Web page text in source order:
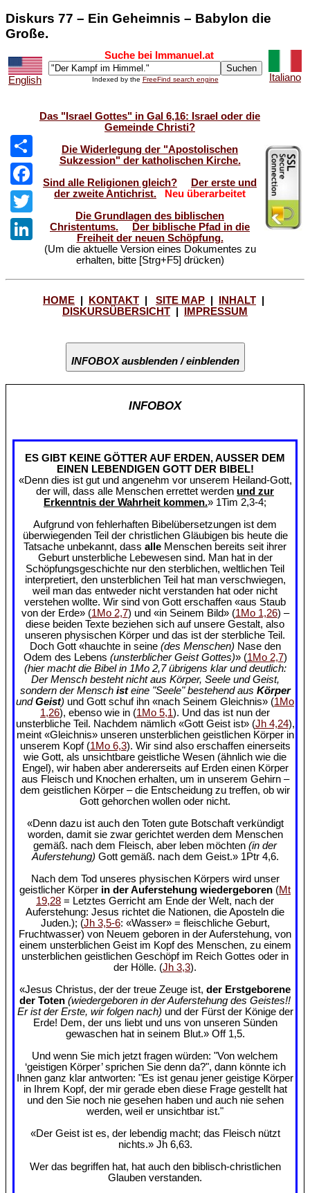
Diskurs 77 – Ein Geheimnis – Babylon die
Große.
English
Suche bei Immanuel.at
Indexed by the FreeFind search engine Italiano
Share
Facebook
Twitter
LinkedIn
Das "Israel Gottes" in Gal 6,16: Israel oder die
Gemeinde Christi?
Die Widerlegung der "Apostolischen
Sukzession" der katholischen Kirche.
Sind alle Religionen gleich?
Der erste und
der zweite Antichrist.
Neu überarbeitet
Die Grundlagen des biblischen
Christentums.
Der biblische Pfad in die
Freiheit der neuen Schöpfung.
(Um die aktuelle Version eines Dokumentes zu
erhalten, bitte [Strg+F5] drücken)
HOME KONTAKT SITE MAP INHALT
DISKURSÜBERSICHT
IMPRESSUM
INFOBOX ausblenden / einblenden
INFOBOX
ES GIBT KEINE GÖTTER AUF ERDEN, AUSSER DEM
EINEN LEBENDIGEN GOTT DER BIBEL!
«Denn dies ist gut und angenehm vor unserem Heiland-Gott,
der will, dass alle Menschen errettet werden und zur
Erkenntnis der Wahrheit kommen.» 1Tim 2,3-4;
Aufgrund von fehlerhaften Bibelübersetzungen ist dem
überwiegenden Teil der christlichen Gläubigen bis heute die
Tatsache unbekannt, dass alle Menschen bereits seit ihrer
Geburt unsterbliche Lebewesen sind. Man hat in der
Schöpfungsgeschichte nur den sterblichen, weltlichen Teil
interpretiert, den unsterblichen Teil hat man verschwiegen,
weil man das entweder nicht verstanden hat oder nicht
verstehen wollte. Wir sind von Gott erschaffen «aus Staub
von der Erde» (1Mo 2,7) und «in Seinem Bild» (1Mo 1,26) –
diese beiden Texte beziehen sich auf unsere Gestalt, also
unseren physischen Körper und das ist der sterbliche Teil.
Doch Gott «hauchte in seine (des Menschen) Nase den
Odem des Lebens (unsterblicher Geist Gottes)» (1Mo 2,7)
(hier macht die Bibel in 1Mo 2,7 übrigens klar und deutlich:
Der Mensch besteht nicht aus Körper, Seele und Geist,
sondern der Mensch isteine "Seele" bestehend aus Körper
undGeist) und Gott schuf ihn «nach Seinem Gleichnis» (1Mo
1,26), ebenso wie in (1Mo 5,1). Und das ist nun der
unsterbliche Teil. Nachdem nämlich «Gott Geist ist» (Jh 4,24),
meint «Gleichnis» unseren unsterblichen geistlichen Körper in
unserem Kopf (1Mo 6,3). Wir sind also erschaffen einerseits
wie Gott, als unsichtbare geistliche Wesen (ähnlich wie die
Engel), wir haben aber andererseits auf Erden einen Körper
aus Fleisch und Knochen erhalten, um in unserem Gehirn –
dem geistlichen Körper – die Entscheidung zu treffen, ob wir
Gott gehorchen wollen oder nicht.
«Denn dazu ist auch den Toten gute Botschaft verkündigt
worden, damit sie zwar gerichtet werden dem Menschen
gemäß. nach dem Fleisch, aber leben möchten (in der
Auferstehung) Gott gemäß. nach dem Geist.» 1Ptr 4,6.
Nach dem Tod unseres physischen Körpers wird unser
geistlicher Körper in der Auferstehung wiedergeboren (Mt
19,28 = Letztes Gerricht am Ende der Welt, nach der
Auferstehung: Jesus richtet die Nationen, die Aposteln die
Juden.); (Jh 3,5-6: «Wasser» = fleischliche Geburt,
Fruchtwasser) von Neuem geboren in der Auferstehung, von
einem unsterblichen Geist im Kopf des Menschen, zu einem
unsterblichen geistlichen Geschöpf im Reich Gottes oder in
der Hölle. (Jh 3,3).
«Jesus Christus, der der treue Zeuge ist, der Erstgeborene
der Toten (wiedergeboren in der Auferstehung des Geistes!!
Er ist der Erste, wir folgen nach) und der Fürst der Könige der
Erde! Dem, der uns liebt und uns von unseren Sünden
gewaschen hat in seinem Blut.» Off 1,5.
Und wenn Sie mich jetzt fragen würden: "Von welchem
‘geistigen Körper’ sprichen Sie denn da?", dann könnte ich
Ihnen ganz klar antworten: "Es ist genau jener geistige Körper
in Ihrem Kopf, der mir gerade eben diese Frage gestellt hat
und den Sie noch nie gesehen haben und auch nie sehen
werden, weil er unsichtbar ist."
«Der Geist ist es, der lebendig macht; das Fleisch nützt
nichts.» Jh 6,63.
Wer das begriffen hat, hat auch den biblisch-christlichen
Glauben verstanden.